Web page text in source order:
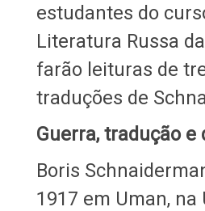
estudantes do
Literatura Russa
farão leituras de
traduções de
Guerra, tradução e
Boris
1917 em Uman, na